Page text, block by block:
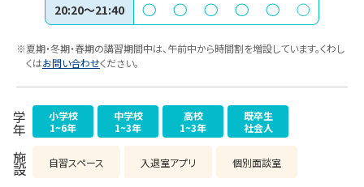
20:20～21:40
※夏期・冬期・春期の講習期間中は、午前中から時間割を増設しています。くわし
くはお問い合わせください。
学年
小学校
1~6年
中学校
1~3年
高校
1~3年
既卒生
社会人
施設 自習スペース 入退室アプリ 個別面談室